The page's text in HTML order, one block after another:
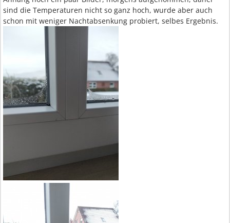
sind die Temperaturen nicht so ganz hoch, wurde aber auch
schon mit weniger Nachtabsenkung probiert, selbes Ergebnis.